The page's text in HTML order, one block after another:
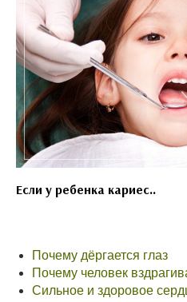
Если у ребенка кариес..
Почему дёргается глаз
Почему человек
Сильное и здоровое